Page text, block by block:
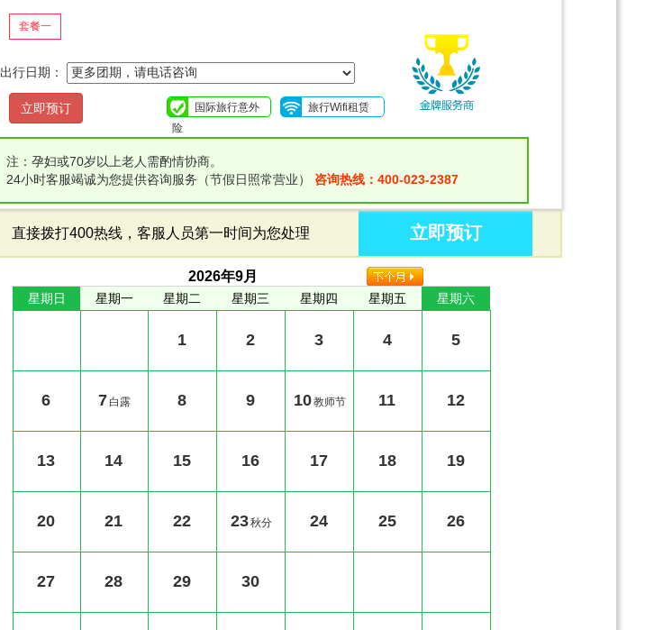
套餐一
出行日期：
国际旅行意外
险
旅行Wifi租赁
注：孕妇或70岁以上老人需酌情协商。
24小时客服竭诚为您提供咨询服务（节假日照常营业） 咨询热线：400-023-2387
直接拨打400热线，客服人员第一时间为您处理 立即预订
2026年9月
星期日 星期一 星期二 星期三 星期四 星期五 星期六
1 2 3 4 5
6 7 白露 8 9 10教师节 11 12
13 14 15 16 17 18 19
20 21 22 23秋分 24 25 26
27 28 29 30